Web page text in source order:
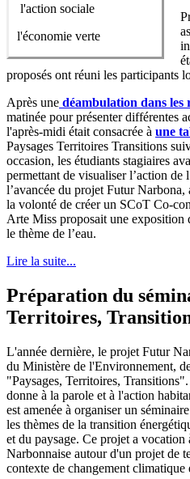
l'action sociale
l'économie verte
proposés ont réuni les participants
Après une déambulation dans les
matinée pour présenter différentes
l'après-midi était consacrée à une
Paysages Territoires Transitions
occasion, les étudiants stagiaires
permettant de visualiser l’action
l’avancée du projet Futur
la volonté de créer un SCoT Co-
Arte Miss proposait une exposition
le thème de l’eau.
Lire la suite...
Préparation du
Territoires,
L'année dernière, le projet Futur
du Ministère de l'Environnement,
"Paysages, Territoires, Transitions"
donne à la parole et à l'action
est amenée à organiser un
les thèmes de la transition
et du paysage. Ce projet a vocation
Narbonnaise autour d'un projet de
contexte de changement